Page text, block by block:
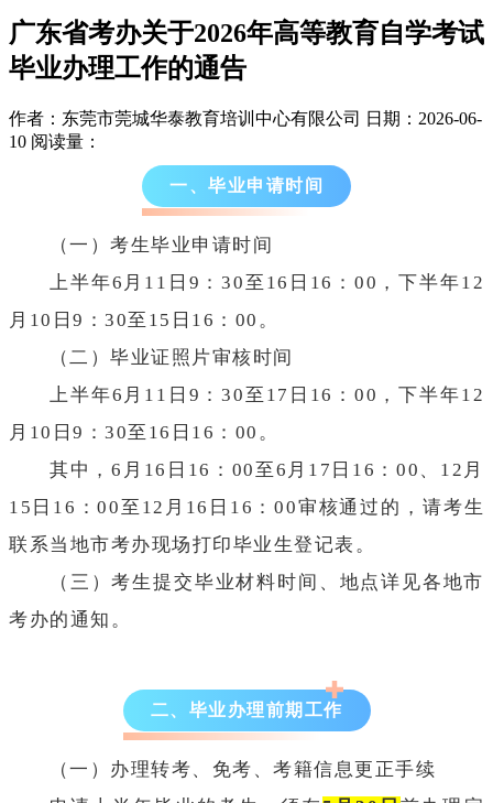
广东省考办关于2026年高等教育自学考试
毕业办理工作的通告
作者：东莞市莞城华泰教育培训中心有限公司
日期：2026-06-
10 阅读量：
一、毕业申请时间
（一）考生毕业申请时间
上半年6月11日9：30至16日16：00，下半年12
月10日9：30至15日16：00。
（二）毕业证照片审核时间
上半年6月11日9：30至17日16：00，下半年12
月10日9：30至16日16：00。
其中，6月16日16：00至6月17日16：00、12月
15日16：00至12月16日16：00审核通过的，请考生
联系当地市考办现场打印毕业生登记表。
（三）考生提交毕业材料时间、地点详见各地市
考办的通知。
二、毕业办理前期工作
（一）办理转考、免考、考籍信息更正手续